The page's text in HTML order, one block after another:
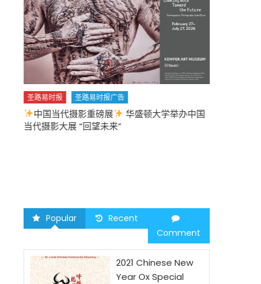
圣路易时报 圣路易时报广告
中国当代摄影重磅展
华盛顿大学举办中国
当代摄影大展 “回望未来”
Popular
Recent
Comment
2021 Chinese New
Year Ox Special